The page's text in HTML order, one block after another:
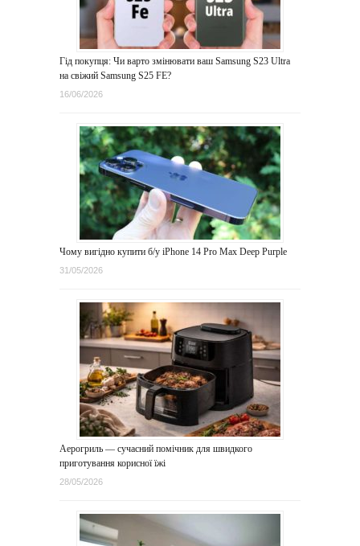
Гід покупця: Чи варто змінювати ваш Samsung S23 Ultra
на свіжий Samsung S25 FE?
16/06/2026
Чому вигідно купити б/у iPhone 14 Pro Max Deep Purple
31/05/2026
Аерогриль — сучасний помічник для швидкого
приготування корисної їжі
28/05/2026